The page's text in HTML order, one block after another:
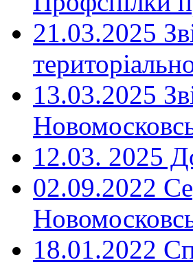
21.03.2025
13.03.2025
12.03. 2025
02.09.2022
18.01.2022